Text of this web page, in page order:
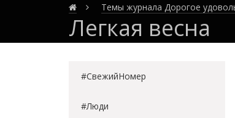
Темы журнала Дорогое
Легкая весна
#СвежийНомер
#Люди